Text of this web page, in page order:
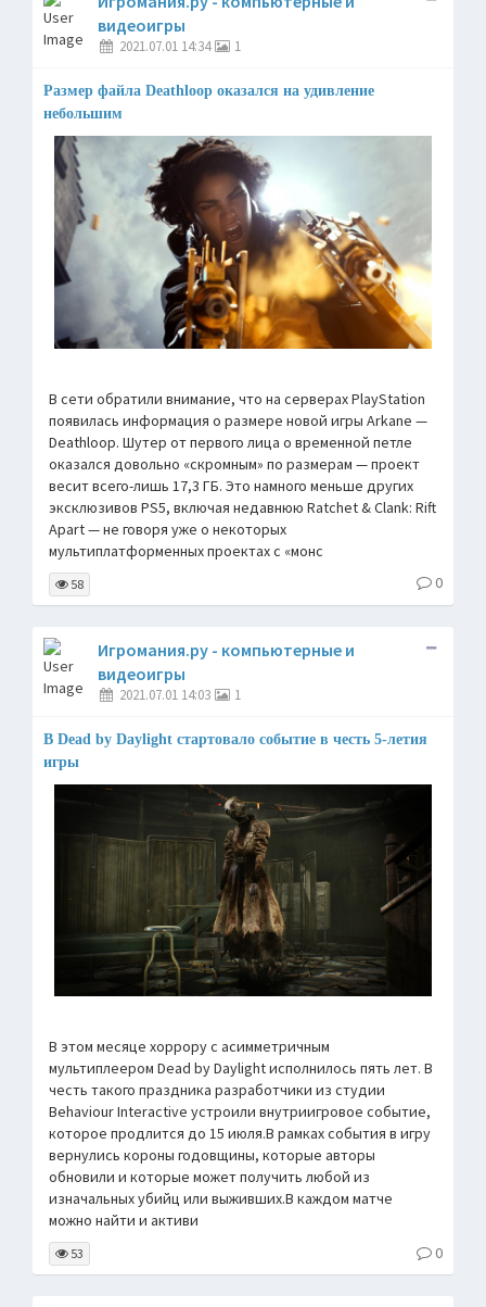
видеоигры
2021.07.01 14:34 1
Размер файла Deathloop оказался на удивление
небольшим
В сети обратили внимание, что на серверах PlayStation
появилась информация о размере новой игры Arkane —
Deathloop. Шутер от первого лица о временной петле
оказался довольно «скромным» по размерам — проект
весит всего-лишь 17,3 ГБ. Это намного меньше других
эксклюзивов PS5, включая недавнюю Ratchet & Clank: Rift
Apart — не говоря уже о некоторых
мультиплатформенных проектах с «монс
58 0
Игромания.ру - компьютерные и
видеоигры
2021.07.01 14:03 1
В Dead by Daylight стартовало событие в честь 5-летия
игры
В этом месяце хоррору с асимметричным
мультиплеером Dead by Daylight исполнилось пять лет. В
честь такого праздника разработчики из студии
Behaviour Interactive устроили внутриигровое событие,
которое продлится до 15 июля.В рамках события в игру
вернулись короны годовщины, которые авторы
обновили и которые может получить любой из
изначальных убийц или выживших.В каждом матче
можно найти и активи
53 0